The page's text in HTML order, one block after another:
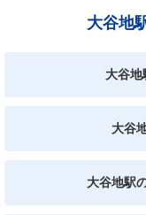
大谷地
大谷
大谷
大谷地駅